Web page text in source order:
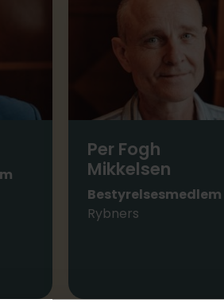
Per Fogh
Mikkelsen
Bestyrelsesmedlem
Rybners